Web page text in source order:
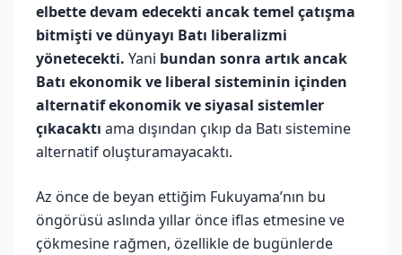
elbette devam edecekti ancak temel çatışma
bitmişti ve dünyayı Batı liberalizmi
yönetecekti. Yani bundan sonra artık ancak
Batı ekonomik ve liberal sisteminin içinden
alternatif ekonomik ve siyasal sistemler
çıkacaktı ama dışından çıkıp da Batı sistemine
alternatif oluşturamayacaktı.
Az önce de beyan ettiğim Fukuyama’nın bu
öngörüsü aslında yıllar önce iflas etmesine ve
çökmesine rağmen, özellikle de bugünlerde